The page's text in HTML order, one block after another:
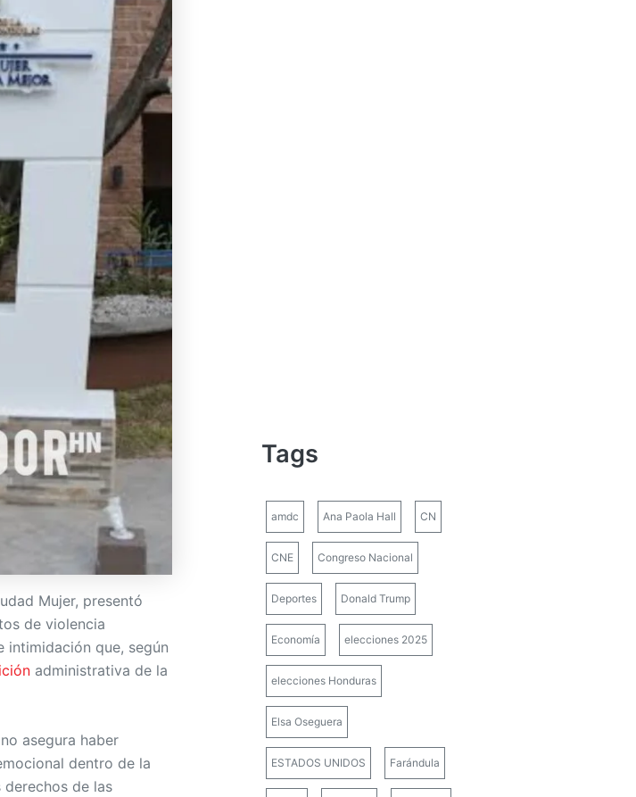
Mujer, presentó
de violencia
intimidación que, según
administrativa de la
asegura haber
dentro de la
de las
Tags
amdc Ana Paola Hall CN
CNE Congreso Nacional
Deportes Donald Trump
Economía elecciones 2025
elecciones Honduras
Elsa Oseguera
ESTADOS UNIDOS Farándula